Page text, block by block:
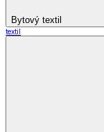
Bytový textil
textil